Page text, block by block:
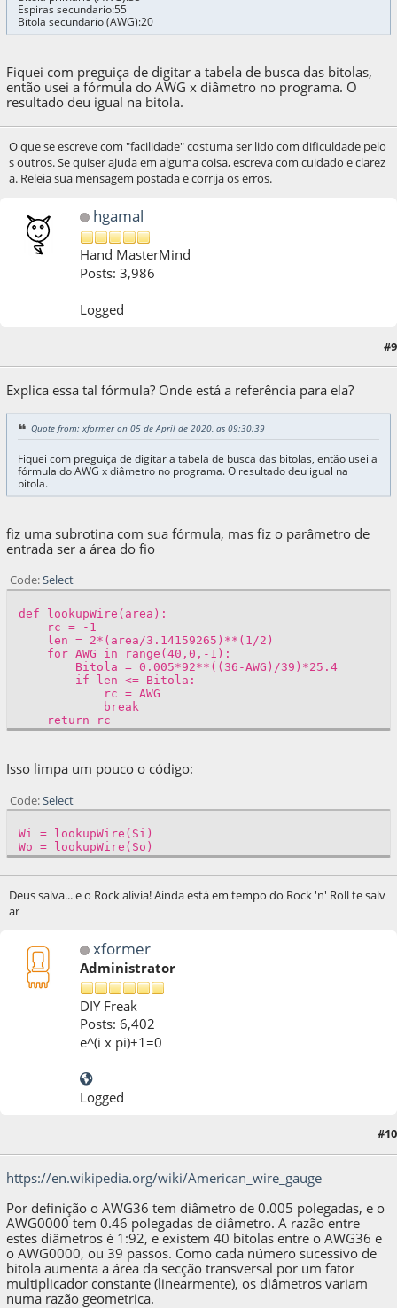
Espiras secundario:55
Bitola secundario (AWG):20
Fiquei com preguiça de digitar a tabela de busca das bitolas,
então usei a fórmula do AWG x diâmetro no programa. O
resultado deu igual na bitola.
O que se escreve com "facilidade" costuma ser lido com dificuldade pelo
s outros. Se quiser ajuda em alguma coisa, escreva com cuidado e clarez
a. Releia sua mensagem postada e corrija os erros.
hgamal
Hand MasterMind
Posts: 3,986
Logged
#9
Explica essa tal fórmula? Onde está a referência para ela?
Quote from: xformer on 05 de April de 2020, as 09:30:39
Fiquei com preguiça de digitar a tabela de busca das bitolas, então usei a
fórmula do AWG x diâmetro no programa. O resultado deu igual na
bitola.
fiz uma subrotina com sua fórmula, mas fiz o parâmetro de
entrada ser a área do fio
Code Select
def lookupWire(area):
rc = -1
len = 2*(area/3.14159265)**(1/2)
for AWG in range(40,0,-1):
Bitola = 0.005*92**((36-AWG)/39)*25.4
if len <= Bitola:
rc = AWG
break
return rc
Isso limpa um pouco o código:
Code Select
Wi = lookupWire(Si)
Wo = lookupWire(So)
Deus salva... e o Rock alivia! Ainda está em tempo do Rock 'n' Roll te salv
ar
xformer
Administrator
DIY Freak
Posts: 6,402
e^(i x pi)+1=0
Logged
#10
https://en.wikipedia.org/wiki/American_wire_gauge
Por definição o AWG36 tem diâmetro de 0.005 polegadas, e o
AWG0000 tem 0.46 polegadas de diâmetro. A razão entre
estes diâmetros é 1:92, e existem 40 bitolas entre o AWG36 e
o AWG0000, ou 39 passos. Como cada número sucessivo de
bitola aumenta a área da secção transversal por um fator
multiplicador constante (linearmente), os diâmetros variam
numa razão geometrica.